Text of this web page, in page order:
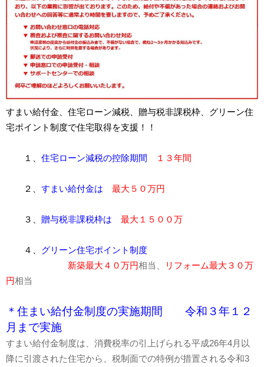
すまい給付金、住宅ローン減税、贈与税非課税枠、グリーン住
宅ポイント制度で住宅取得を支援！！
１、 住宅ローン減税の控除期間 １ ３年間
２、 すまい給付金は 最大５０万円
３、 贈与税非課税枠は 最大１５００万
４、 グリーン住宅ポイント制度
新築最大４０万円相当、
リフォーム最大３０万
円相当
＊住まい給付金制度の実施期間 令和３年１２
月まで実施
すまい給付金制度は、消費税率の引上げられる平成26年4月以
降に引渡された住宅から、税制面での特例が措置される令和3